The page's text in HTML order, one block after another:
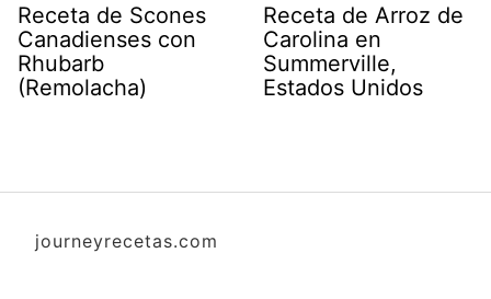
Receta de Scones
Canadienses con
Rhubarb
(Remolacha)
Receta de Arroz de
Carolina en
Summerville,
Estados Unidos
journeyrecetas.com